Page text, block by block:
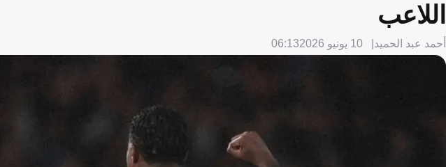
اللاعب
أحمد عبد الحميد 10 يونيو 2026 06:13